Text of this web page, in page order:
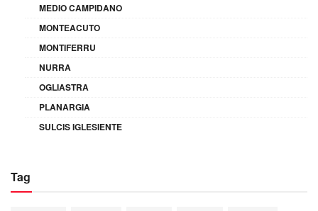
MEDIO CAMPIDANO
MONTEACUTO
MONTIFERRU
NURRA
OGLIASTRA
PLANARGIA
SULCIS IGLESIENTE
Tag